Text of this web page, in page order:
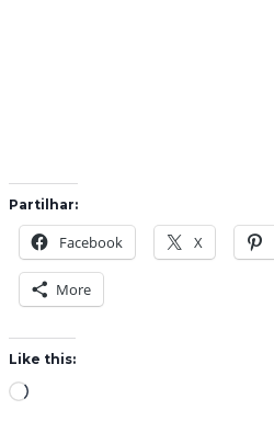
Partilhar:
Facebook X
More
Like this:
L